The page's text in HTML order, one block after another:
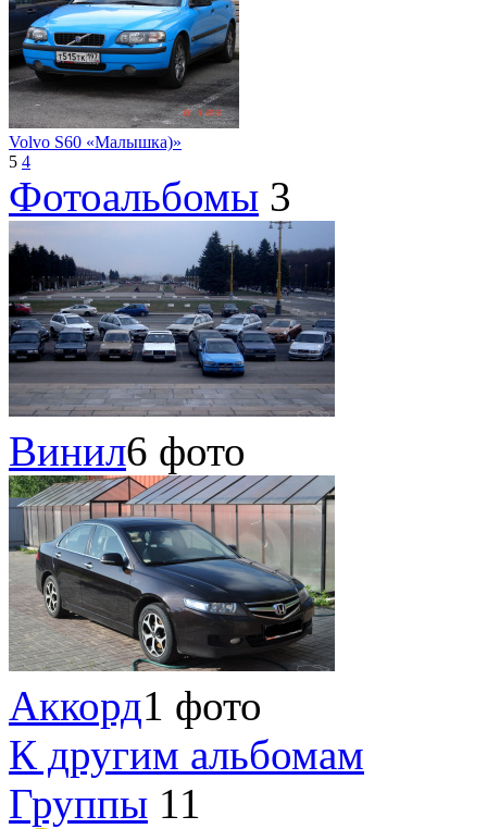
Volvo S60 «Малышка)»
5 4
Фотоальбомы 3
Винил6 фото
Аккорд1 фото
К другим альбомам
Группы 11